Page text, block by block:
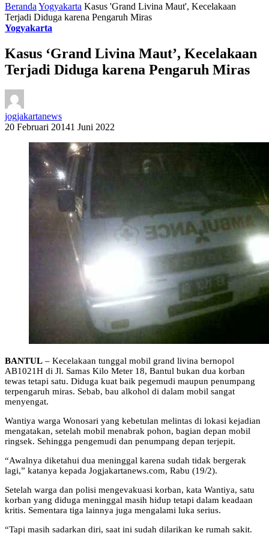
Beranda Yogyakarta Kasus 'Grand Livina Maut', Kecelakaan
Terjadi Diduga karena Pengaruh Miras
Yogyakarta
Kasus ‘Grand Livina Maut’, Kecelakaan
Terjadi Diduga karena Pengaruh Miras
jogjakartanews
20 Februari 20141 Juni 2022
BANTUL – Kecelakaan tunggal mobil grand livina bernopol
AB1021H di Jl. Samas Kilo Meter 18, Bantul bukan dua korban
tewas tetapi satu. Diduga kuat baik pegemudi maupun penumpang
terpengaruh miras. Sebab, bau alkohol di dalam mobil sangat
menyengat.
Wantiya warga Wonosari yang kebetulan melintas di lokasi kejadian
mengatakan, setelah mobil menabrak pohon, bagian depan mobil
ringsek. Sehingga pengemudi dan penumpang depan terjepit.
“Awalnya diketahui dua meninggal karena sudah tidak bergerak
lagi,” katanya kepada Jogjakartanews.com, Rabu (19/2).
Setelah warga dan polisi mengevakuasi korban, kata Wantiya, satu
korban yang diduga meninggal masih hidup tetapi dalam keadaan
kritis. Sementara tiga lainnya juga mengalami luka serius.
“Tapi masih sadarkan diri, saat ini sudah dilarikan ke rumah sakit.